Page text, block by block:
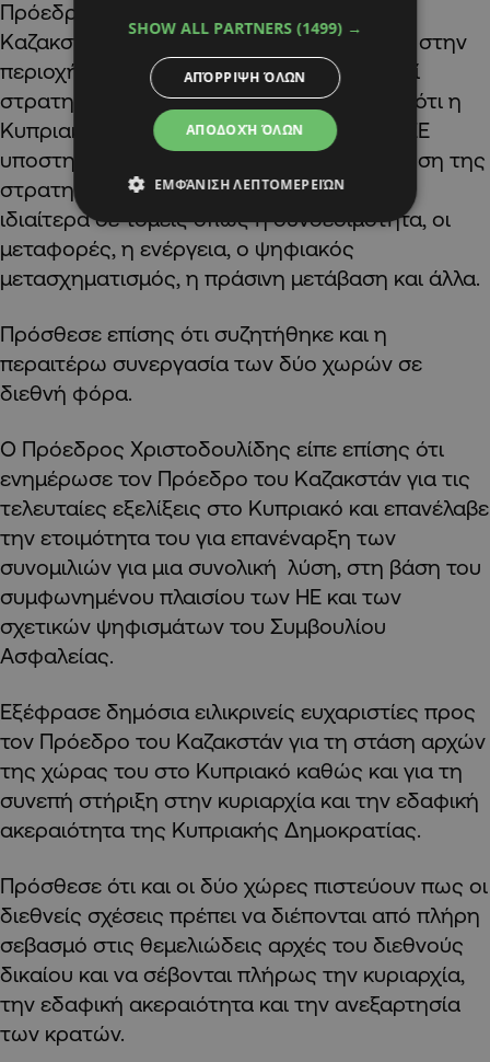
Πρόεδρος της Δημοκρατίας είπε ότι το
Καζακστάν διαδραματίζει σημαντικό ρόλο στην
περιοχή της Κεντρικής Ασίας και αποτελεί
στρατηγικό εταίρο της ΕΕ, σημειώνοντας ότι η
Κυπριακή Προεδρία του Συμβουλίου της ΕΕ
υποστηρίζει έντονα την περαιτέρω ενίσχυση της
στρατηγικής συνεργασίας ΕΕ-Καζακστάν,
ιδιαίτερα σε τομείς όπως η συνδεσιμότητα, οι
μεταφορές, η ενέργεια, ο ψηφιακός
μετασχηματισμός, η πράσινη μετάβαση και άλλα.
Πρόσθεσε επίσης ότι συζητήθηκε και η
περαιτέρω συνεργασία των δύο χωρών σε
διεθνή φόρα.
Ο Πρόεδρος Χριστοδουλίδης είπε επίσης ότι
ενημέρωσε τον Πρόεδρο του Καζακστάν για τις
τελευταίες εξελίξεις στο Κυπριακό και επανέλαβε
την ετοιμότητα του για επανέναρξη των
συνομιλιών για μια συνολική λύση, στη βάση του
συμφωνημένου πλαισίου των ΗΕ και των
σχετικών ψηφισμάτων του Συμβουλίου
Ασφαλείας.
Εξέφρασε δημόσια ειλικρινείς ευχαριστίες προς
τον Πρόεδρο του Καζακστάν για τη στάση αρχών
της χώρας του στο Κυπριακό καθώς και για τη
συνεπή στήριξη στην κυριαρχία και την εδαφική
ακεραιότητα της Κυπριακής Δημοκρατίας.
Πρόσθεσε ότι και οι δύο χώρες πιστεύουν πως οι
διεθνείς σχέσεις πρέπει να διέπονται από πλήρη
σεβασμό στις θεμελιώδεις αρχές του διεθνούς
δικαίου και να σέβονται πλήρως την κυριαρχία,
την εδαφική ακεραιότητα και την ανεξαρτησία
των κρατών.
SHOW ALL PARTNERS (1499) →
ΑΠΟΔΟΧΉ ΌΛΩΝ
ΑΠΌΡΡΙΨΗ ΌΛΩΝ
ΕΜΦΆΝΙΣΗ ΛΕΠΤΟΜΕΡΕΙΏΝ